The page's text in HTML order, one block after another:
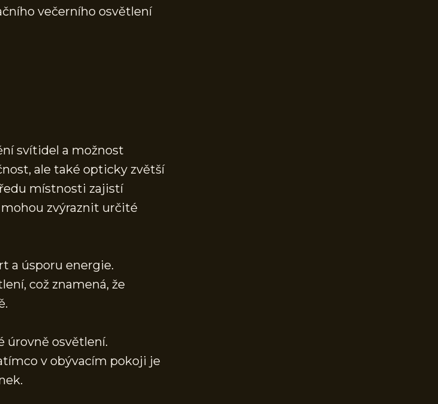
večerního osvětlení
svítidel a možnost
ale také opticky zvětší
místnosti zajistí
zvýraznit určité
a úsporu energie.
což znamená, že
úrovně osvětlení.
v obývacím pokoji je